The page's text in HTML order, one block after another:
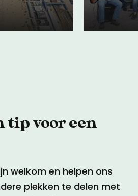
06
tip voor een
welkom en helpen ons
plekken te delen met